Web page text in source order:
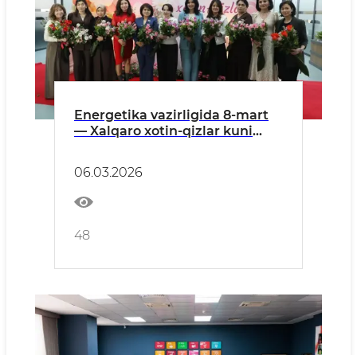
Energetika vazirligida 8-mart
— Xalqaro xotin-qizlar kuni
qizlarni e’tirof etishga
bag‘ishlangan tadbir bo‘lib
o‘tdi
06.03.2026
48